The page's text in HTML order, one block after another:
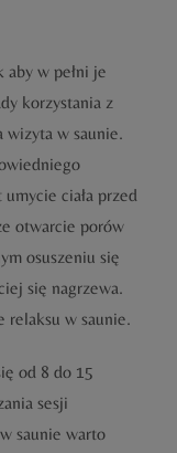
aby w pełni je
korzystania z
wizyta w saunie.
ciała przed
otwarcie porów
osuszeniu się
się nagrzewa.
relaksu w saunie.
od 8 do 15
sesji
saunie warto